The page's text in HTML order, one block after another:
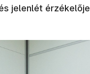
jelenlét érzékelője